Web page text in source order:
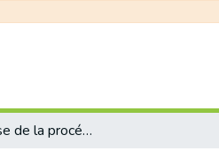
Essai d’analyse de la procédure d’importation de matières premières dans le secteur des engrais agricoles: étude de cas SPA Fertial